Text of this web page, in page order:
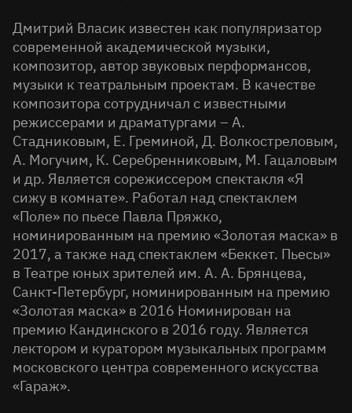
Дмитрий Власик известен как популяризатор
современной академической музыки,
композитор, автор звуковых перформансов,
музыки к театральным проектам. В качестве
композитора сотрудничал с известными
режиссерами и драматургами – А.
Стадниковым, Е. Греминой, Д. Волкостреловым,
А. Могучим, К. Серебренниковым, М. Гацаловым
и др. Является сорежиссером спектакля «Я
сижу в комнате». Работал над спектаклем
«Поле» по пьесе Павла Пряжко,
номинированным на премию «Золотая маска» в
2017, а также над спектаклем «Беккет. Пьесы»
в Театре юных зрителей им. А. А. Брянцева,
Санкт-Петербург, номинированным на премию
«Золотая маска» в 2016 Номинирован на
премию Кандинского в 2016 году. Является
лектором и куратором музыкальных программ
московского центра современного искусства
«Гараж».